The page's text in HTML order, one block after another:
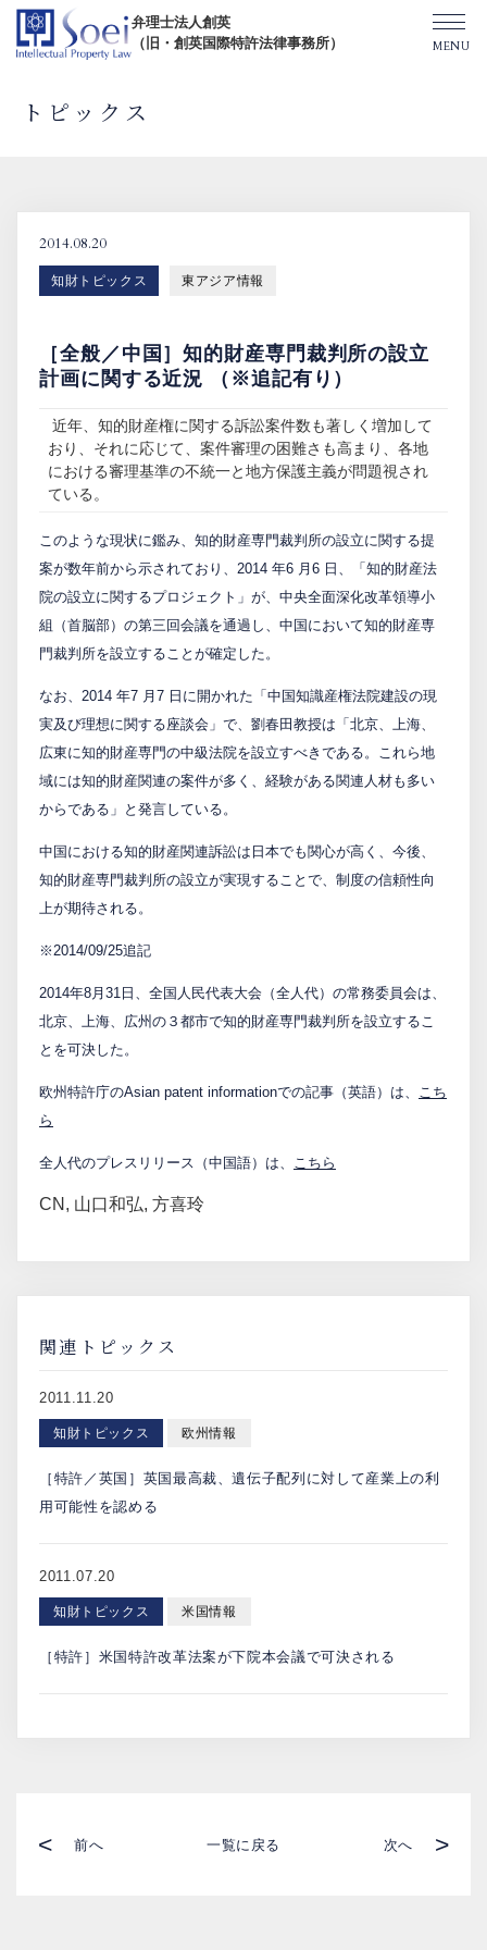
弁理士法人創英
（旧・創英国際特許法律事務所）
弁理士紹介
TOPICS/出版物/セミナー
SHIP（米国直接出願）
Blog
採用サイト
日本語 English
トピックス
2014.08.20
知財トピックス 東アジア情報
［全般／中国］知的財産専門裁判所の設立
計画に関する近況 （※追記有り）
近年、知的財産権に関する訴訟案件数も著しく増加して
おり、それに応じて、案件審理の困難さも高まり、各地
における審理基準の不統一と地方保護主義が問題視され
ている。
このような現状に鑑み、知的財産専門裁判所の設立に関する提
案が数年前から示されており、2014 年6 月6 日、「知的財産法
院の設立に関するプロジェクト」が、中央全面深化改革領導小
組（首脳部）の第三回会議を通過し、中国において知的財産専
門裁判所を設立することが確定した。
なお、2014 年7 月7 日に開かれた「中国知識産権法院建設の現
実及び理想に関する座談会」で、劉春田教授は「北京、上海、
広東に知的財産専門の中級法院を設立すべきである。これら地
域には知的財産関連の案件が多く、経験がある関連人材も多い
からである」と発言している。
中国における知的財産関連訴訟は日本でも関心が高く、今後、
知的財産専門裁判所の設立が実現することで、制度の信頼性向
上が期待される。
※2014/09/25追記
2014年8月31日、全国人民代表大会（全人代）の常務委員会は、
北京、上海、広州の３都市で知的財産専門裁判所を設立するこ
とを可決した。
欧州特許庁のAsian patent informationでの記事（英語）は、 こち
ら
全人代のプレスリリース（中国語）は、 こちら
CN , 山口和弘, 方喜玲
関連トピックス
2011.11.20
知財トピックス 欧州情報
［特許／英国］英国最高裁、遺伝子配列に対して産業上の利
用可能性を認める
2011.07.20
知財トピックス 米国情報
［特許］米国特許改革法案が下院本会議で可決される
< 前へ 一覧に戻る 次へ >